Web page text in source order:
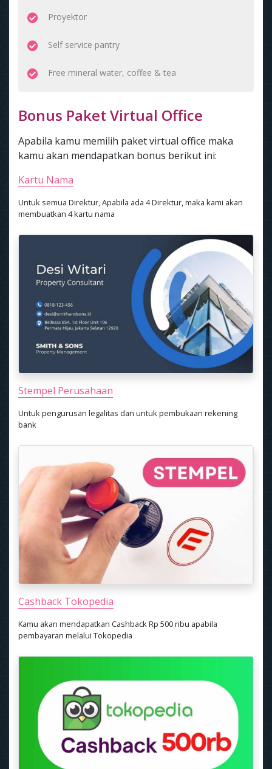
Proyektor
Self service pantry
Free mineral water, coffee & tea
Bonus Paket Virtual Office
Apabila kamu memilih paket virtual office maka
kamu akan mendapatkan bonus berikut ini:
Kartu Nama
Untuk semua Direktur, Apabila ada 4 Direktur, maka kami akan
membuatkan 4 kartu nama
Stempel Perusahaan
Untuk pengurusan legalitas dan untuk pembukaan rekening
bank
Cashback Tokopedia
Kamu akan mendapatkan Cashback Rp 500 ribu apabila
pembayaran melalui Tokopedia